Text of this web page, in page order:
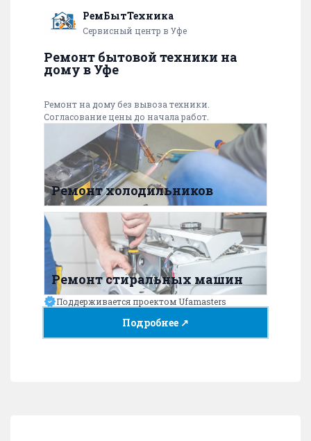
РемБытТехника
Сервисный центр в Уфе
Ремонт бытовой техники на
дому в Уфе
Ремонт на дому без вывоза техники.
Согласование цены до начала работ.
Ремонт холодильников
Ремонт стиральных машин
Поддерживается проектом Ufamasters
Подробнее ↗